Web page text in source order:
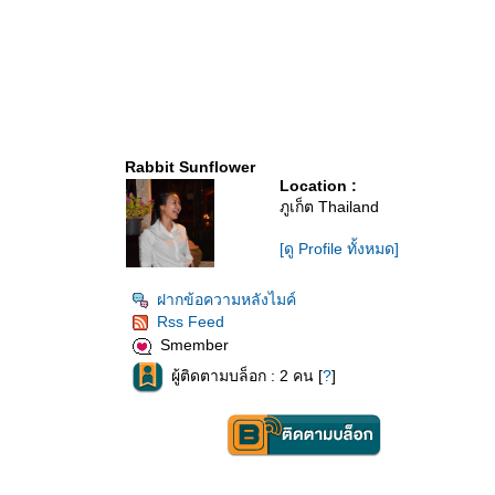
Rabbit Sunflower
Location :
ภูเก็ต Thailand
[ดู Profile ทั้งหมด]
ฝากข้อความหลังไมค์
Rss Feed
Smember
ผู้ติดตามบล็อก : 2 คน [?]